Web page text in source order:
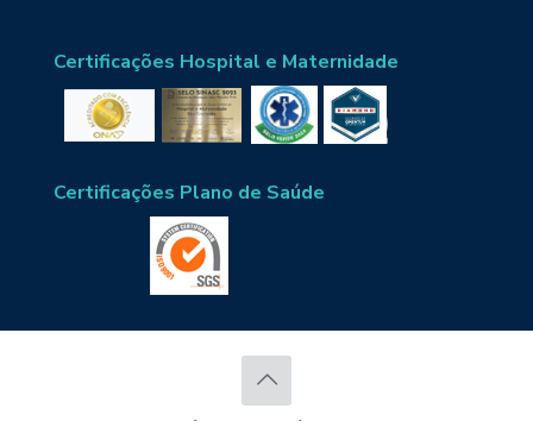
Certificações Hospital e Maternidade
Certificações Plano de Saúde